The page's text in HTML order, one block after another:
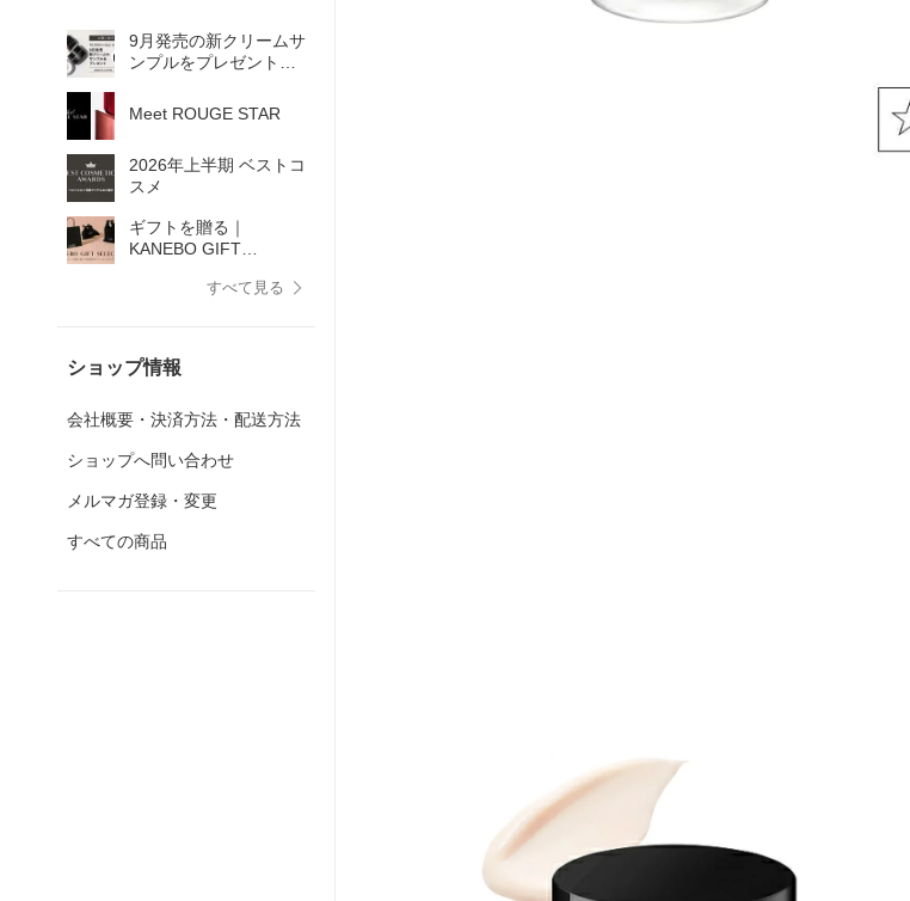
9月発売の新クリームサ
ンプルをプレゼント｜
Meet ROUGE STAR
2026年上半期 ベストコ
スメ
ギフトを贈る｜
KANEBO GIFT
すべて見る
ショップ情報
会社概要・決済方法・配送方法
ショップへ問い合わせ
メルマガ登録・変更
すべての商品